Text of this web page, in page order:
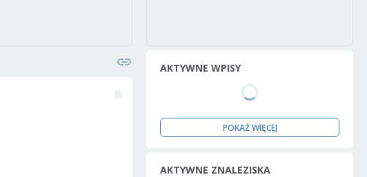
AKTYWNE WPISY
POKAŻ WIĘCEJ
AKTYWNE ZNALEZISKA